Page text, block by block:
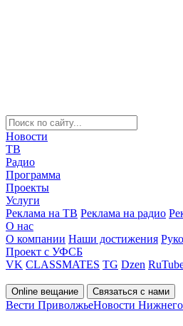
Новости
ТВ
Радио
Программа
Проекты
Услуги
Реклама на ТВ Реклама на радио
О нас
О компании Наши достижения
Проект с УФСБ
VK CLASSMATES TG Dzen
Online вещание Связаться с нами
Вести ПриволжьеНовости